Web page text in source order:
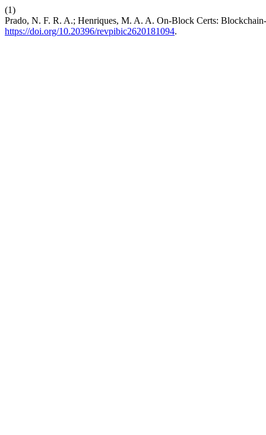
(1)
Prado, N. F. R. A.; Henriques, M. A. A. On-Block Certs:
https://doi.org/10.20396/revpibic2620181094.